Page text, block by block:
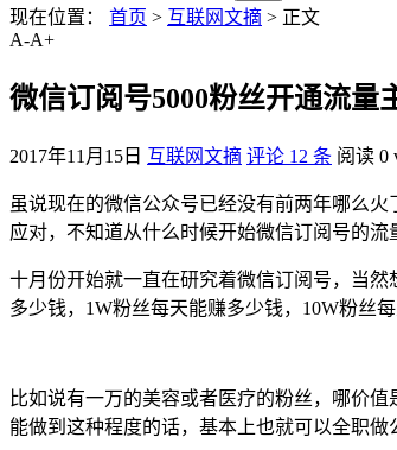
现在位置： 首页 > 互联网文摘 > 正文
A-A+
微信订阅号5000粉丝开通流量
2017年11月15日 互联网文摘 评论 12 条 阅读 0
虽说现在的微信公众号已经没有前两年哪么
应对，不知道从什么时候开始微信订阅号的流
十月份开始就一直在研究着微信订阅号，当
多少钱，1W粉丝每天能赚多少钱，10W粉丝
比如说有一万的美容或者医疗的粉丝，哪价
能做到这种程度的话，基本上也就可以全职